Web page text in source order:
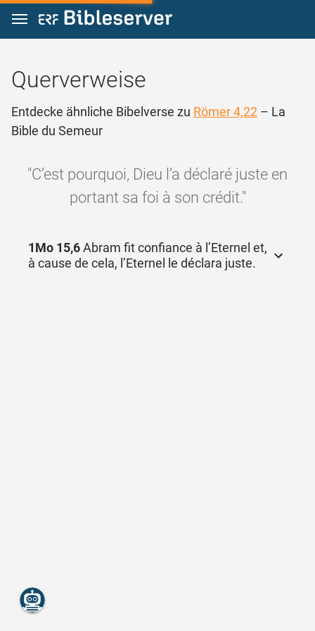
Zum Inhalt springen
Querverweise
Entdecke ähnliche Bibelverse zu Römer 4,22 – La
Bible du Semeur
"C’est pourquoi, Dieu l’a déclaré juste en
portant sa foi à son crédit."
1Mo 15,6Abram fit confiance à l’Eternel et,
à cause de cela, l’Eternel le déclara juste.